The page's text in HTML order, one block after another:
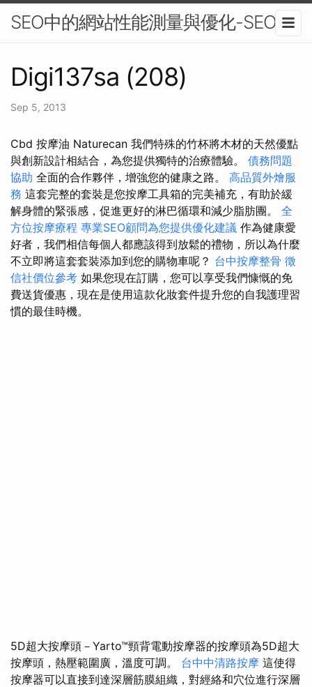
SEO中的網站性能測量與優化-SEO
Digi137sa (208)
Sep 5, 2013
Cbd 按摩油 Naturecan 我們特殊的竹杯將木材的天然優點
與創新設計相結合，為您提供獨特的治療體驗。 債務問題
協助 全面的合作夥伴，增強您的健康之路。 高品質外燴服
務 這套完整的套裝是您按摩工具箱的完美補充，有助於緩
解身體的緊張感，促進更好的淋巴循環和減少脂肪團。 全
方位按摩療程 專業SEO顧問為您提供優化建議 作為健康愛
好者，我們相信每個人都應該得到放鬆的禮物，所以為什麼
不立即將這套套裝添加到您的購物車呢？ 台中按摩整骨 徵
信社價位參考 如果您現在訂購，您可以享受我們慷慨的免
費送貨優惠，現在是使用這款化妝套件提升您的自我護理習
慣的最佳時機。
5D超大按摩頭－Yarto™頸背電動按摩器的按摩頭為5D超大
按摩頭，熱壓範圍廣，溫度可調。 台中中清路按摩 這使得
按摩器可以直接到達深層筋膜組織，對經絡和穴位進行深層